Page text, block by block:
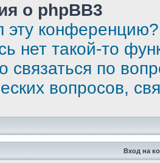
о phpBB3
эту конференцию?
нет такой-то
по
вопросов,
Вход на